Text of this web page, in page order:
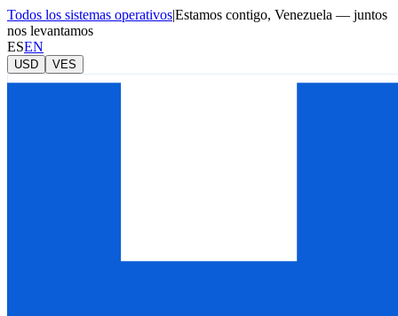
Todos los sistemas operativos|Estamos contigo, Venezuela — juntos
nos levantamos
ESEN
USD VES